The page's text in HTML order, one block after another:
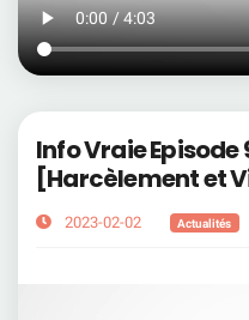
Info Vraie Episode
[Harcèlement et
2023-02-02 Actualités